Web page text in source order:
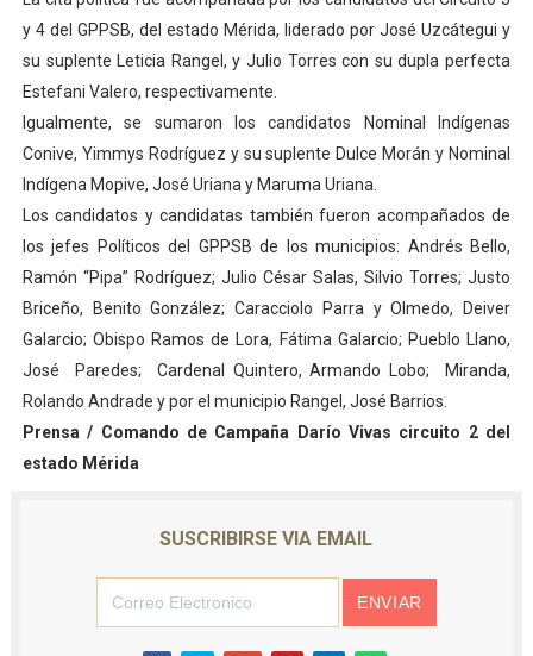
y 4 del GPPSB, del estado Mérida, liderado por José Uzcátegui y
su suplente Leticia Rangel, y Julio Torres con su dupla perfecta
Estefani Valero, respectivamente.
Igualmente, se sumaron los candidatos Nominal Indígenas
Conive, Yimmys Rodríguez y su suplente Dulce Morán y Nominal
Indígena Mopive, José Uriana y Maruma Uriana.
Los candidatos y candidatas también fueron acompañados de
los jefes Políticos del GPPSB de los municipios: Andrés Bello,
Ramón “Pipa” Rodríguez; Julio César Salas, Silvio Torres; Justo
Briceño, Benito González; Caracciolo Parra y Olmedo, Deiver
Galarcio; Obispo Ramos de Lora, Fátima Galarcio; Pueblo Llano,
José Paredes; Cardenal Quintero, Armando Lobo; Miranda,
Rolando Andrade y por el municipio Rangel, José Barrios.
Prensa / Comando de Campaña Darío Vivas circuito 2 del
estado Mérida
SUSCRIBIRSE VIA EMAIL